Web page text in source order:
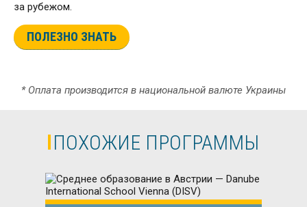
за рубежом.
ПОЛЕЗНО ЗНАТЬ
* Оплата производится в национальной валюте Украины
ПОХОЖИЕ ПРОГРАММЫ